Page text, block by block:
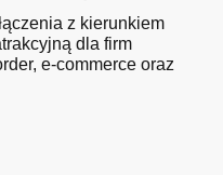
z kierunkiem
dla firm
e-commerce oraz